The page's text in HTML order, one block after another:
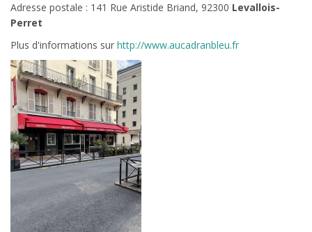
Adresse postale : 141 Rue Aristide Briand, 92300 Levallois-
Perret
Plus d'informations sur http://www.aucadranbleu.fr